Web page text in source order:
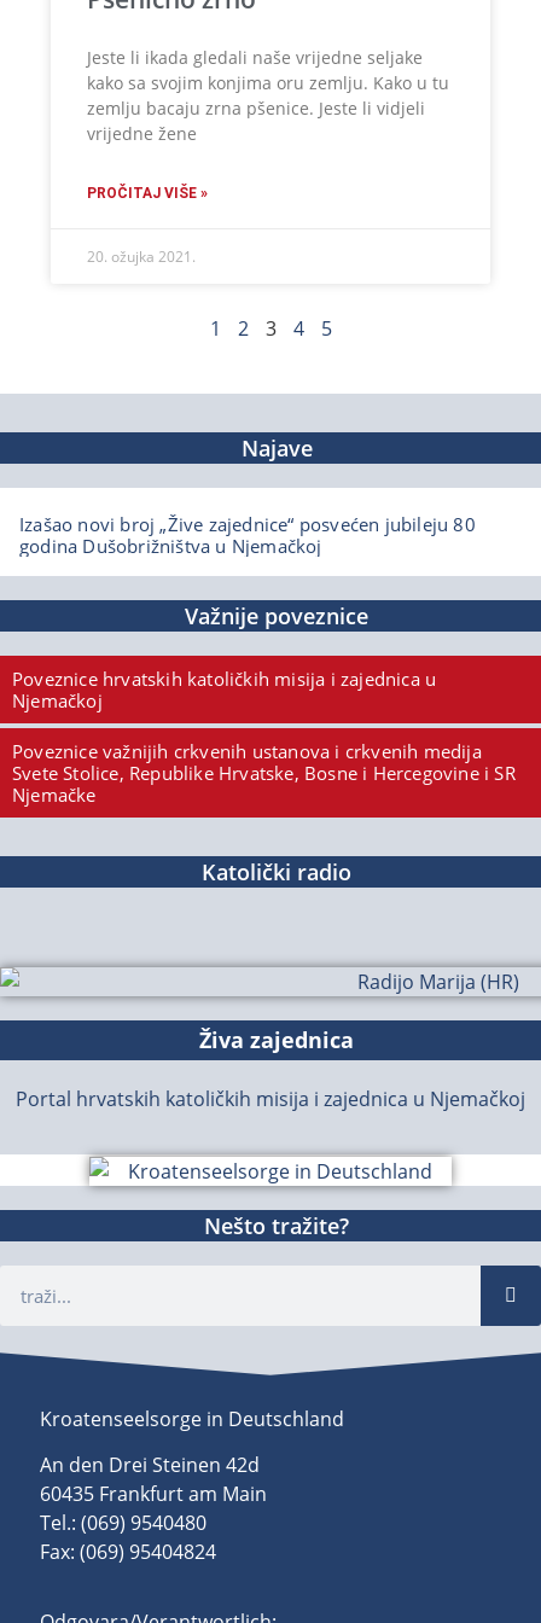
Jeste li ikada gledali naše vrijedne seljake
kako sa svojim konjima oru zemlju. Kako u tu
zemlju bacaju zrna pšenice. Jeste li vidjeli
vrijedne žene
PROČITAJ VIŠE »
20. ožujka 2021.
1 2 3 4 5
Najave
Izašao novi broj „Žive zajednice“ posvećen jubileju 80
godina Dušobrižništva u Njemačkoj
Važnije poveznice
Poveznice hrvatskih katoličkih misija i zajednica u
Njemačkoj
Poveznice važnijih crkvenih ustanova i crkvenih medija
Svete Stolice, Republike Hrvatske, Bosne i Hercegovine i SR
Njemačke
Katolički radio
Živa zajednica
Portal hrvatskih katoličkih misija i zajednica u Njemačkoj
Nešto tražite?
Kroatenseelsorge in Deutschland
An den Drei Steinen 42d
60435 Frankfurt am Main
Tel.: (069) 9540480
Fax: (069) 95404824